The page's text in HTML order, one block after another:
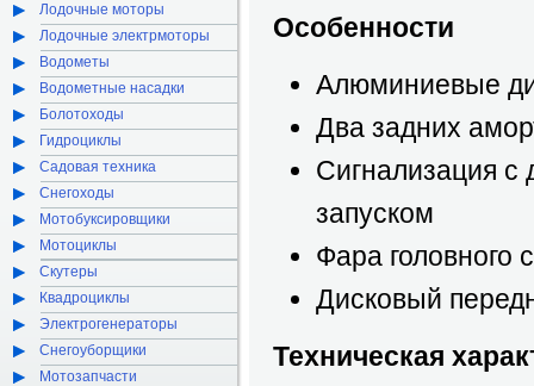
Особенности
Алюминиевые
Два задних
Сигнализация
запуском
Фара головного
Дисковый
Техническая
Лодочные моторы
Лодочные электрмоторы
Водометы
Водометные насадки
Болотоходы
Гидроциклы
Садовая техника
Снегоходы
Мотобуксировщики
Мотоциклы
Скутеры
Квадроциклы
Электрогенераторы
Снегоуборщики
Мотозапчасти